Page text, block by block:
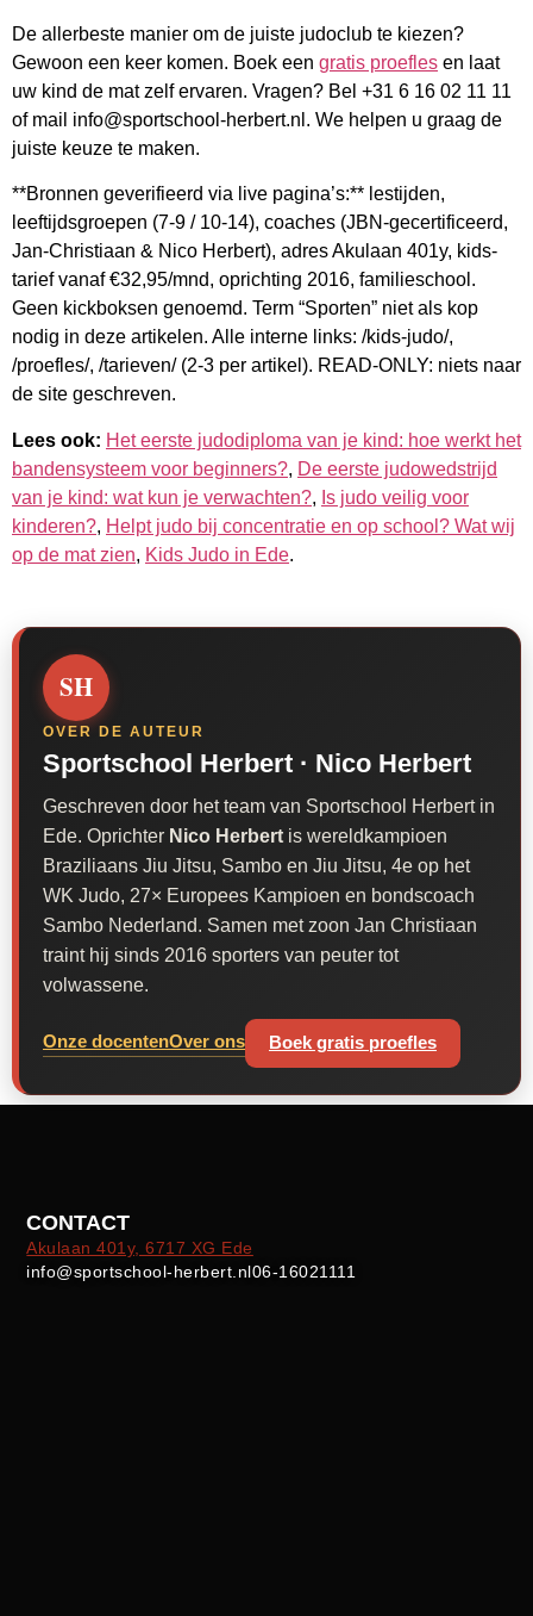
De allerbeste manier om de juiste judoclub te kiezen?
Gewoon een keer komen. Boek een gratis proefles en laat
uw kind de mat zelf ervaren. Vragen? Bel +31 6 16 02 11 11
of mail info@sportschool-herbert.nl. We helpen u graag de
juiste keuze te maken.
**Bronnen geverifieerd via live pagina’s:** lestijden,
leeftijdsgroepen (7-9 / 10-14), coaches (JBN-gecertificeerd,
Jan-Christiaan & Nico Herbert), adres Akulaan 401y, kids-
tarief vanaf €32,95/mnd, oprichting 2016, familieschool.
Geen kickboksen genoemd. Term “Sporten” niet als kop
nodig in deze artikelen. Alle interne links: /kids-judo/,
/proefles/, /tarieven/ (2-3 per artikel). READ-ONLY: niets naar
de site geschreven.
Lees ook: Het eerste judodiploma van je kind: hoe werkt het
bandensysteem voor beginners?, De eerste judowedstrijd
van je kind: wat kun je verwachten?, Is judo veilig voor
kinderen?, Helpt judo bij concentratie en op school? Wat wij
op de mat zien, Kids Judo in Ede.
SH
OVER DE AUTEUR
Sportschool Herbert · Nico Herbert
Geschreven door het team van Sportschool Herbert in
Ede. Oprichter Nico Herbert is wereldkampioen
Braziliaans Jiu Jitsu, Sambo en Jiu Jitsu, 4e op het
WK Judo, 27× Europees Kampioen en bondscoach
Sambo Nederland. Samen met zoon Jan Christiaan
traint hij sinds 2016 sporters van peuter tot
volwassene.
Onze docentenOver ons Boek gratis proefles
CONTACT
Akulaan 401y, 6717 XG Ede
info@sportschool-herbert.nl06-16021111